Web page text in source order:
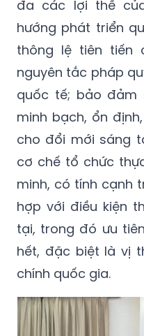
đa các lợi thế
hướng phát triển
thông lệ tiên tiến
nguyên tắc pháp
quốc tế; bảo đảm
minh bạch, ổn
cho đổi mới sáng
cơ chế tổ chức
minh, có tính cạnh
hợp với điều kiện
tại, trong đó ưu
hết, đặc biệt là vị
chính quốc gia.